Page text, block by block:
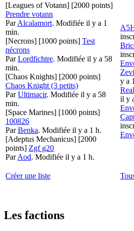
[Leagues of Votann] [2000 points]
Prendre votann
ParAlcalamort. Modifiée il y a 1
min.
[Necrons] [1000 points] Test
nécrons
ParLordfichtre. Modifiée il y a 58
min.
[Chaos Knights] [2000 points]
Chaos Knight (3 petits)
ParUltimacir. Modifiée il y a 58
min.
[Space Marines] [1000 points]
100826
ParBenka. Modifiée il y a 1 h.
[Adeptus Mechanicus] [2000
points] Zgf g20
ParAod. Modifiée il y a 1 h.
y a
il y
Créer une liste
Les factions